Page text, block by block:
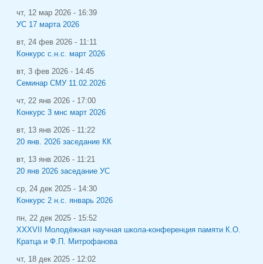
чт, 12 мар 2026 - 16:39
УС 17 марта 2026
вт, 24 фев 2026 - 11:11
Конкурс с.н.с. март 2026
вт, 3 фев 2026 - 14:45
Семинар СМУ 11.02.2026
чт, 22 янв 2026 - 17:00
Конкурс 3 мнс март 2026
вт, 13 янв 2026 - 11:22
20 янв. 2026 заседание КК
вт, 13 янв 2026 - 11:21
20 янв 2026 заседание УС
ср, 24 дек 2025 - 14:30
Конкурс 2 н.с. январь 2026
пн, 22 дек 2025 - 15:52
XXXVII Молодёжная научная школа-конференция памяти К.О.
Кратца и Ф.П. Митрофанова
чт, 18 дек 2025 - 12:02